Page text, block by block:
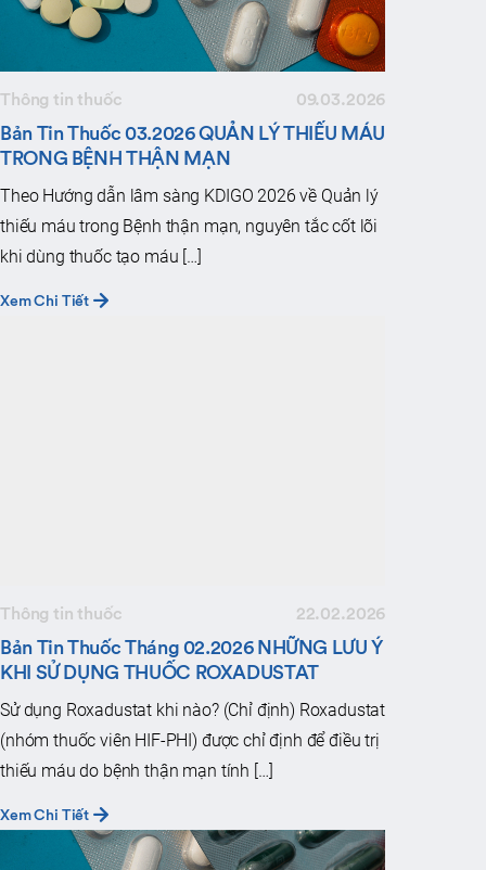
Thông tin thuốc 09.03.2026
Bản Tin Thuốc 03.2026 QUẢN LÝ THIẾU MÁU
TRONG BỆNH THẬN MẠN
Theo Hướng dẫn lâm sàng KDIGO 2026 về Quản lý
thiếu máu trong Bệnh thận mạn, nguyên tắc cốt lõi
khi dùng thuốc tạo máu […]
Xem Chi Tiết
Thông tin thuốc 22.02.2026
Bản Tin Thuốc Tháng 02.2026 NHỮNG LƯU Ý
KHI SỬ DỤNG THUỐC ROXADUSTAT
Sử dụng Roxadustat khi nào? (Chỉ định) Roxadustat
(nhóm thuốc viên HIF-PHI) được chỉ định để điều trị
thiếu máu do bệnh thận mạn tính […]
Xem Chi Tiết